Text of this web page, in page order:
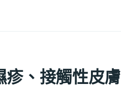
疹、接觸性皮膚